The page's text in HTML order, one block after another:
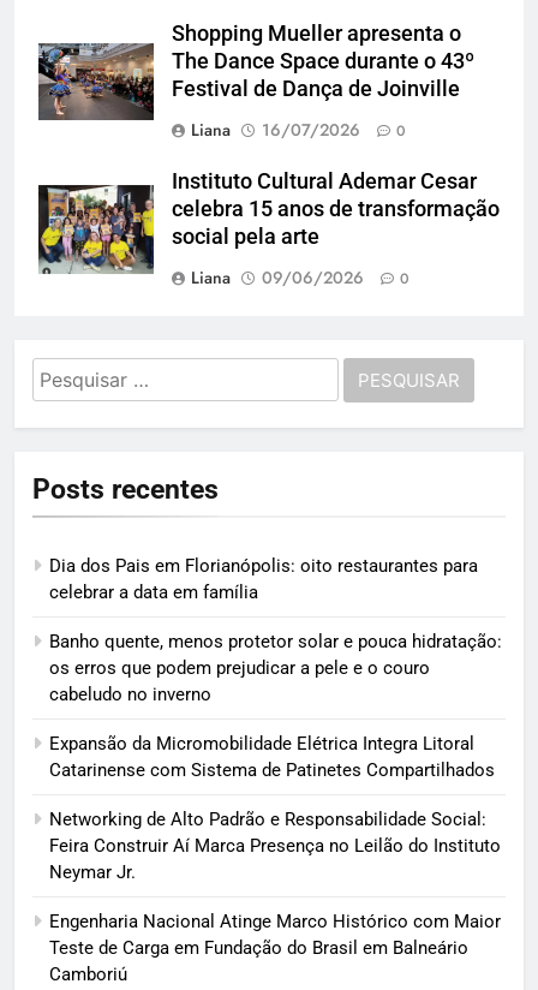
Shopping Mueller apresenta o
The Dance Space durante o 43º
Festival de Dança de Joinville
Liana
16/07/2026 0
Instituto Cultural Ademar Cesar
celebra 15 anos de transformação
social pela arte
Liana
09/06/2026 0
Pesquisar
por:
Posts recentes
Dia dos Pais em Florianópolis: oito restaurantes para
celebrar a data em família
Banho quente, menos protetor solar e pouca hidratação:
os erros que podem prejudicar a pele e o couro
cabeludo no inverno
Expansão da Micromobilidade Elétrica Integra Litoral
Catarinense com Sistema de Patinetes Compartilhados
Networking de Alto Padrão e Responsabilidade Social:
Feira Construir Aí Marca Presença no Leilão do Instituto
Neymar Jr.
Engenharia Nacional Atinge Marco Histórico com Maior
Teste de Carga em Fundação do Brasil em Balneário
Camboriú